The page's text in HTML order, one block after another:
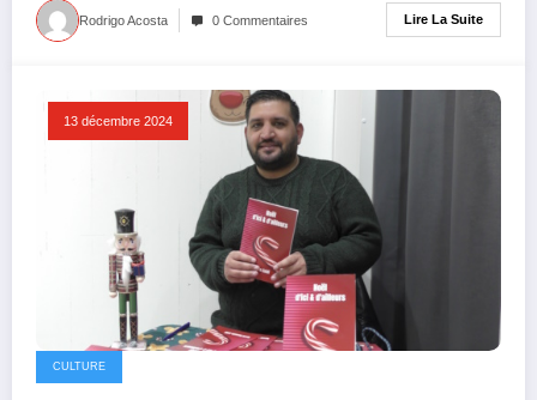
Rodrigo Acosta 0 Commentaires Lire La Suite
13 décembre 2024
CULTURE